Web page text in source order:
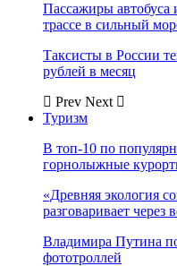
Пассажиры автобуса
трассе в сильный
Таксисты в России
рублей в месяц
Prev Next
Туризм
В топ-10 по
горнолыжные
«Древняя экология
разговаривает через
Владимира Путина
фототроллей